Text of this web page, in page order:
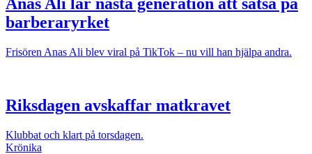
barberaryrket
Frisören Anas Ali blev viral på TikTok – nu vill han hjälpa andra.
Riksdagen avskaffar matkravet
Klubbat och klart på torsdagen.
Krönika